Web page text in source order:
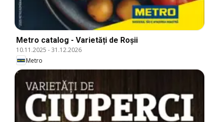
Metro catalog - Varietăți de Roșii
10.11.2025 -31.12.2026
Metro